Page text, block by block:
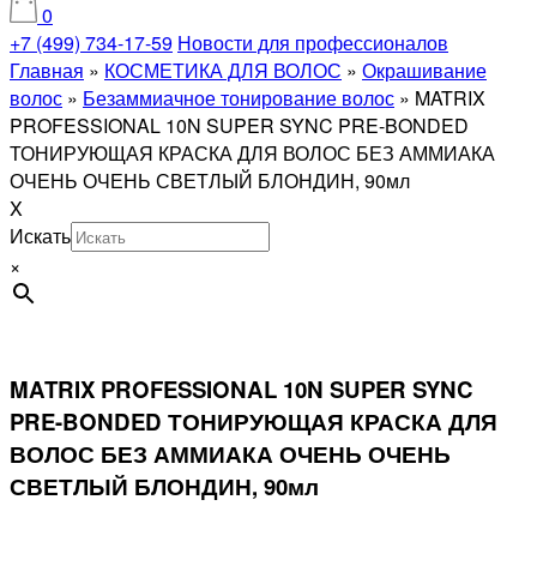
0
+7 (499) 734-17-59 Новости для профессионалов
Главная » КОСМЕТИКА ДЛЯ ВОЛОС » Окрашивание
волос » Безаммиачное тонирование волос » MATRIX
PROFESSIONAL 10N SUPER SYNC PRE-BONDED
ТОНИРУЮЩАЯ КРАСКА ДЛЯ ВОЛОС БЕЗ АММИАКА
ОЧЕНЬ ОЧЕНЬ СВЕТЛЫЙ БЛОНДИН, 90мл
X
Искать
×
MATRIX PROFESSIONAL 10N SUPER SYNC
PRE-BONDED ТОНИРУЮЩАЯ КРАСКА ДЛЯ
ВОЛОС БЕЗ АММИАКА ОЧЕНЬ ОЧЕНЬ
СВЕТЛЫЙ БЛОНДИН, 90мл